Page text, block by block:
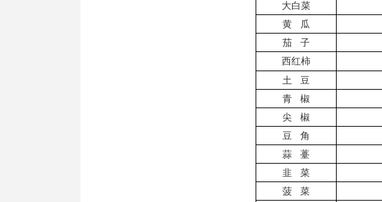
大白菜
黄
瓜
茄
子
西红柿
土
豆
青
椒
尖
椒
豆
角
蒜
薹
韭
菜
菠
菜